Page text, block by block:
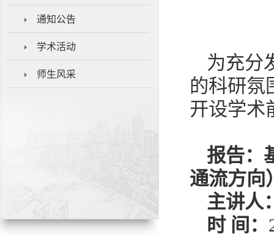
通知公告
学术活动
师生风采
为充分
的科研氛
开设学术
报告：
通流方向
主讲人
时 间：